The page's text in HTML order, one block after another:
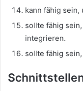
kann fähig sein,
sollte fähig
integrieren.
sollte fähig